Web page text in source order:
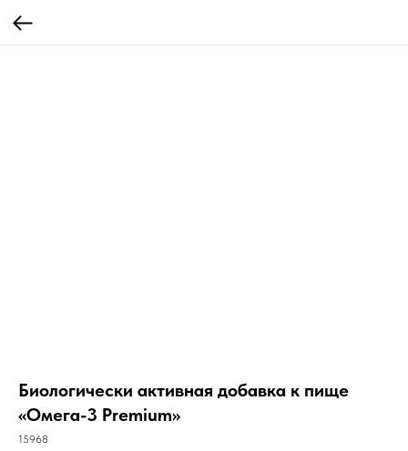
Биологически активная добавка к пище
«Омега-3 Premium»
15968